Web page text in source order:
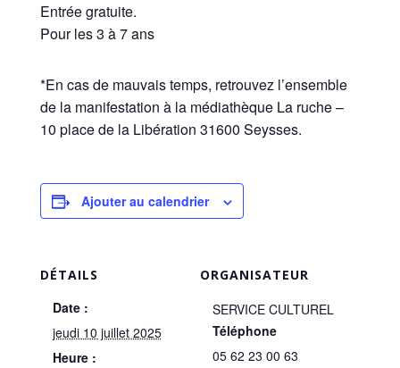
Entrée gratuite.
Pour les 3 à 7 ans
*En cas de mauvais temps, retrouvez l’ensemble
de la manifestation à la médiathèque La ruche –
10 place de la Libération 31600 Seysses.
Ajouter au calendrier
DÉTAILS
Date :
jeudi 10 juillet 2025
Heure :
ORGANISATEUR
SERVICE CULTUREL
Téléphone
05 62 23 00 63